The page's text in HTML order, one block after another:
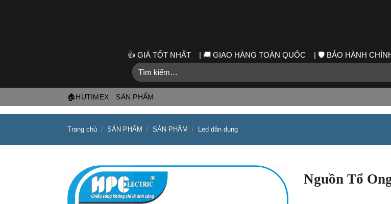
👍 GIÁ TỐT NHẤT | 🚚 GIAO HÀNG TOÀN QUỐC | 🛡️ BẢO HÀNH
Tìm
kiếm:
🏠HUTIMEX SẢN PHẨM
Trang chủ / SẢN PHẨM / SẢN PHẨM / Led dân dụng
Nguồn Tổ